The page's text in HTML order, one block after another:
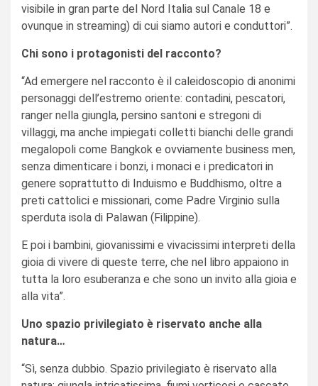
visibile in gran parte del Nord Italia sul Canale 18 e
ovunque in streaming) di cui siamo autori e conduttori”.
Chi sono i protagonisti del racconto?
“Ad emergere nel racconto è il caleidoscopio di anonimi
personaggi dell’estremo oriente: contadini, pescatori,
ranger nella giungla, persino santoni e stregoni di
villaggi, ma anche impiegati colletti bianchi delle grandi
megalopoli come Bangkok e ovviamente business men,
senza dimenticare i bonzi, i monaci e i predicatori in
genere soprattutto di Induismo e Buddhismo, oltre a
preti cattolici e missionari, come Padre Virginio sulla
sperduta isola di Palawan (Filippine).
E poi i bambini, giovanissimi e vivacissimi interpreti della
gioia di vivere di queste terre, che nel libro appaiono in
tutta la loro esuberanza e che sono un invito alla gioia e
alla vita”.
Uno spazio privilegiato è riservato anche alla
natura…
“Sì, senza dubbio. Spazio privilegiato è riservato alla